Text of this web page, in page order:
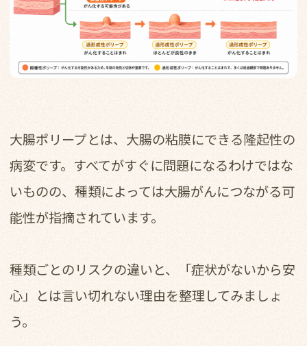
大腸ポリープとは、大腸の粘膜にできる隆起性の
病変です。すべてがすぐに問題になるわけではな
いものの、種類によっては大腸がんにつながる可
能性が指摘されています。
種類ごとのリスクの違いと、「症状がないから安
心」とは言い切れない理由を整理してみましょ
う。